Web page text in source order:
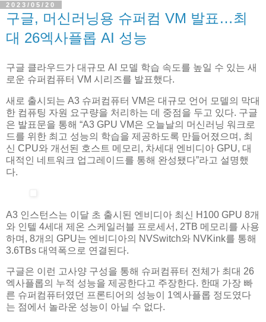
2023/05/20
구글, 머신러닝용 슈퍼컴 VM 발표…최
대 26엑사플롭 AI 성능
구글 클라우드가 대규모 AI 모델 학습 속도를 높일 수 있는 새
로운 슈퍼컴퓨터 VM 시리즈를 발표했다.
새로 출시되는 A3 슈퍼컴퓨터 VM은 대규모 언어 모델의 막대
한 컴퓨팅 자원 요구량을 처리하는 데 중점을 두고 있다. 구글
은 발표문을 통해 “A3 GPU VM은 오늘날의 머신러닝 워크로
드를 위한 최고 성능의 학습을 제공하도록 만들어졌으며, 최
신 CPU와 개선된 호스트 메모리, 차세대 엔비디아 GPU, 대
대적인 네트워크 업그레이드를 통해 완성됐다”라고 설명했
다.
A3 인스턴스는 이달 초 출시된 엔비디아 최신 H100 GPU 8개
와 인텔 4세대 제온 스케일러블 프로세서, 2TB 메모리를 사용
하며, 8개의 GPU는 엔비디아의 NVSwitch와 NVKink를 통해
3.6TBs 대역폭으로 연결된다.
구글은 이런 고사양 구성을 통해 슈퍼컴퓨터 전체가 최대 26
엑사플롭의 누적 성능을 제공한다고 주장한다. 한때 가장 빠
른 슈퍼컴퓨터였던 프론티어의 성능이 1엑사플롭 정도였다
는 점에서 놀라운 성능이 아닐 수 없다.